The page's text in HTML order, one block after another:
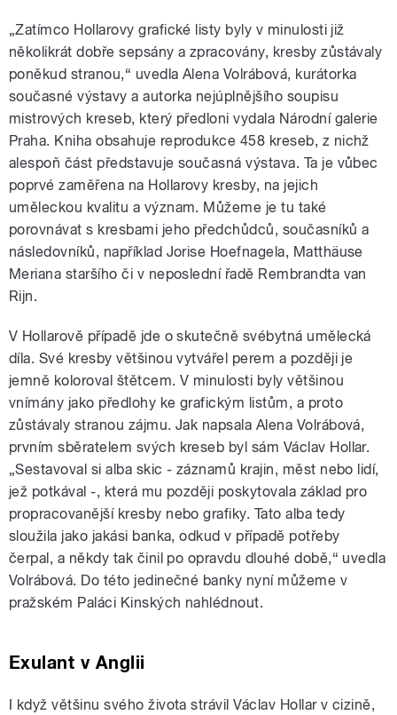
„Zatímco Hollarovy grafické listy byly v minulosti již
několikrát dobře sepsány a zpracovány, kresby zůstávaly
poněkud stranou,“ uvedla Alena Volrábová, kurátorka
současné výstavy a autorka nejúplnějšího soupisu
mistrových kreseb, který předloni vydala Národní galerie
Praha. Kniha obsahuje reprodukce 458 kreseb, z nichž
alespoň část představuje současná výstava. Ta je vůbec
poprvé zaměřena na Hollarovy kresby, na jejich
uměleckou kvalitu a význam. Můžeme je tu také
porovnávat s kresbami jeho předchůdců, současníků a
následovníků, například Jorise Hoefnagela, Matthäuse
Meriana staršího či v neposlední řadě Rembrandta van
Rijn.
V Hollarově případě jde o skutečně svébytná umělecká
díla. Své kresby většinou vytvářel perem a později je
jemně koloroval štětcem. V minulosti byly většinou
vnímány jako předlohy ke grafickým listům, a proto
zůstávaly stranou zájmu. Jak napsala Alena Volrábová,
prvním sběratelem svých kreseb byl sám Václav Hollar.
„Sestavoval si alba skic - záznamů krajin, měst nebo lidí,
jež potkával -, která mu později poskytovala základ pro
propracovanější kresby nebo grafiky. Tato alba tedy
sloužila jako jakási banka, odkud v případě potřeby
čerpal, a někdy tak činil po opravdu dlouhé době,“ uvedla
Volrábová. Do této jedinečné banky nyní můžeme v
pražském Paláci Kinských nahlédnout.
Exulant v Anglii
I když většinu svého života strávil Václav Hollar v cizině,